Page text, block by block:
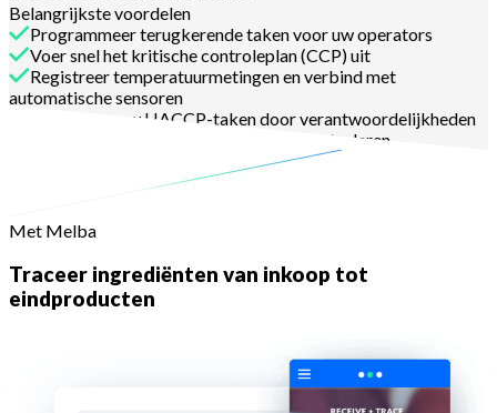
Belangrijkste voordelen
Programmeer terugkerende taken voor uw operators
Voer snel het kritische controleplan (CCP) uit
Registreer temperatuurmetingen en verbind met
automatische sensoren
Organiseer uw HACCP-taken door verantwoordelijkheden
te verdelen en het uitgevoerde werk te controleren
Met Melba
Traceer ingrediënten van inkoop tot
eindproducten